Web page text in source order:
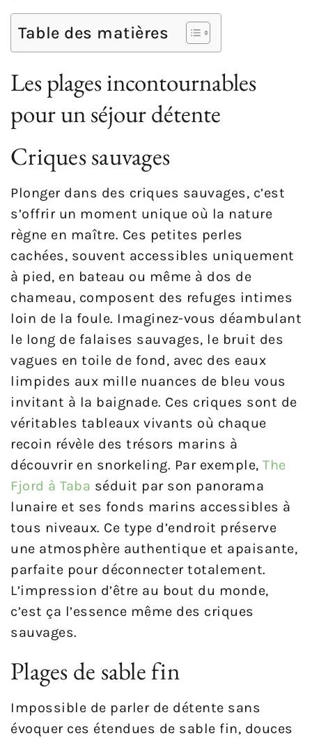
Table des matières
Les plages incontournables
pour un séjour détente
Criques sauvages
Plonger dans des criques sauvages, c’est
s’offrir un moment unique où la nature
règne en maître. Ces petites perles
cachées, souvent accessibles uniquement
à pied, en bateau ou même à dos de
chameau, composent des refuges intimes
loin de la foule. Imaginez-vous déambulant
le long de falaises sauvages, le bruit des
vagues en toile de fond, avec des eaux
limpides aux mille nuances de bleu vous
invitant à la baignade. Ces criques sont de
véritables tableaux vivants où chaque
recoin révèle des trésors marins à
découvrir en snorkeling. Par exemple, The
Fjord à Taba séduit par son panorama
lunaire et ses fonds marins accessibles à
tous niveaux. Ce type d’endroit préserve
une atmosphère authentique et apaisante,
parfaite pour déconnecter totalement.
L’impression d’être au bout du monde,
c’est ça l’essence même des criques
sauvages.
Plages de sable fin
Impossible de parler de détente sans
évoquer ces étendues de sable fin, douces